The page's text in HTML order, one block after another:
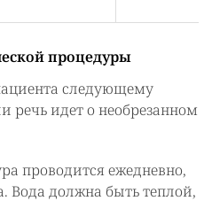
процедуры
следующему
речь идет о необрезанном
проводится ежедневно,
Вода должна быть теплой,